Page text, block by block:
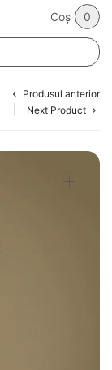
Coș 0
Produsul anterior
Next Product